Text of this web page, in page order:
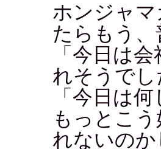
ホンジャ
たらもう
「今日は
れそうでし
「今日は
もっとこ
れないのか